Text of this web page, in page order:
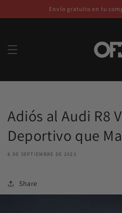
directamente
al contenido
Envío gratuito en tu
Adiós al Audi R8
Deportivo que
8 DE SEPTIEMBRE DE 2023
Share